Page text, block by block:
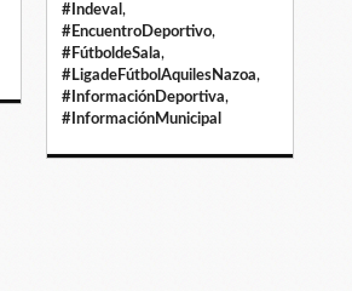
#Indeval ,
#EncuentroDeportivo,
#FútboldeSala,
#LigadeFútbolAquilesNazoa,
#InformaciónDeportiva,
#InformaciónMunicipal